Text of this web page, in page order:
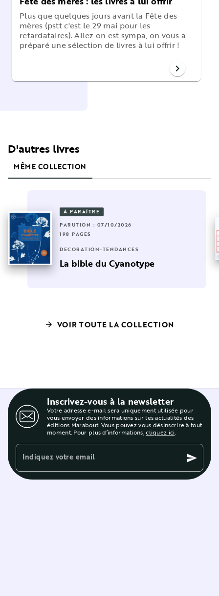
Plus que quelques jours avant la Fête des
mères (pstt c'est le 29 mai pour les
retardataires). Allez on est sympa, on vous a
préparé une sélection de livres à lui offrir !
chevron_right
D'autres livres
MÊME COLLECTION
À PARAÎTRE
PARUTION : 07/10/2026
198 PAGES
DÉCORATION-TENDANCES
La bible du Cyanotype
arrow_forward VOIR TOUTE LA COLLECTION
Inscrivez-vous à la newsletter
Votre adresse e-mail sera uniquement utilisée pour
vous envoyer des informations sur les actualités des
éditions Marabout. Vous pouvez vous désinscrire à tout
moment. Pour plus d’informations,cliquez ici.
Indiquez votre email send